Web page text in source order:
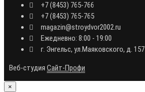
+7 (8453) 765-766
+7 (8453) 765-765
magazin@stroydvor2002.ru
Ежедневно: 8:00 - 19:00
г. Энгельс, ул.Маяковского, д. 157
Веб-студия Сайт-Профи
×